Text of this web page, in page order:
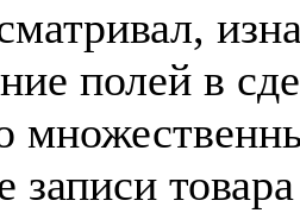
полей в
записи